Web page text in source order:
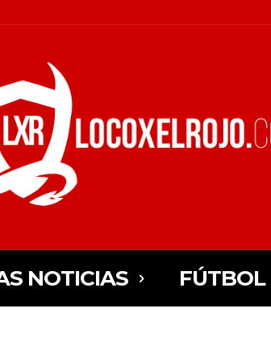
NOTICIAS FÚTBOL